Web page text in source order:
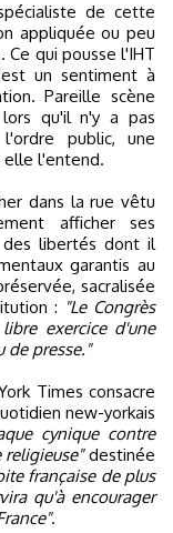
de cette
appliquée ou peu
qui pousse l'IHT
un sentiment à
Pareille scène
lors qu'il n'y a pas
public, une
elle l'entend.
dans la rue vêtu
afficher ses
des libertés dont il
garantis au
sacralisée
: "Le Congrès
exercice d'une
de presse."
Times consacre
new-yorkais
cynique contre
religieuse"destinée
française de plus
qu'à encourager
.